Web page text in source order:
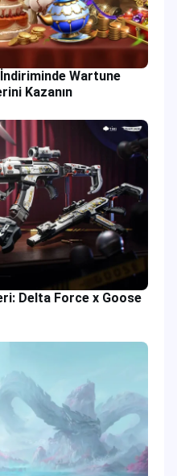
İndiriminde Wartune
Kazanın
Delta Force x Goose